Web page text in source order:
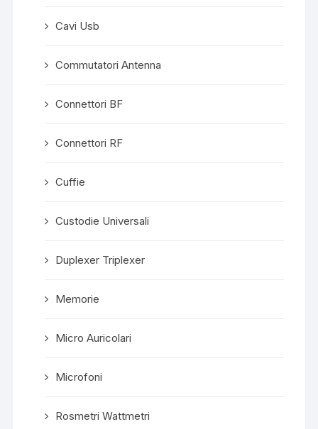
Cavi Usb
Commutatori Antenna
Connettori BF
Connettori RF
Cuffie
Custodie Universali
Duplexer Triplexer
Memorie
Micro Auricolari
Microfoni
Rosmetri Wattmetri